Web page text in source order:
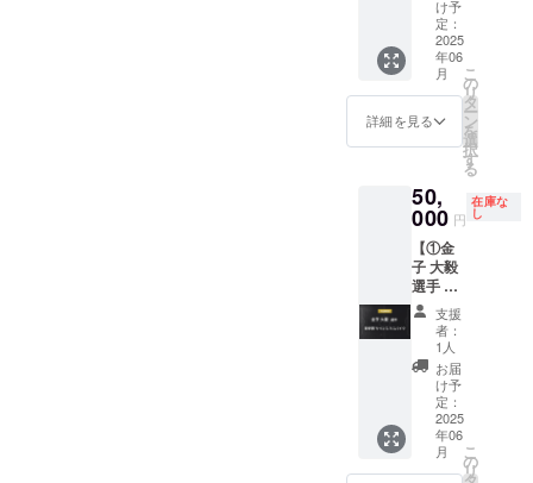
名前を
記載い
たしま
す。 ・
掲載場
TRANK
SHONA
Nの公式
載期
間：
2025年
5月1
日〜1年
間掲載
・掲載
方法：
文字の
み ・注
意事
項：掲
載を希
望され
希望さ
れない
場合は
「掲載
なし」
入くだ
さい。
間：
2025年
5月1
日〜1年
間掲載
・掲載
方法：
項：掲
載を希
る方
は、備
考欄に
お名前
をご記
入くだ
さい。
希望さ
れない
場合は
「掲載
なし」
全ての
リター
ン品に
付属し
ます。
公式HP
記載い
たしま
す。 ・
掲載場
所：
TRANK
SHONA
Nの公式
HP ・掲
載期
間：
2025年
5月1
日〜1年
間掲載
支えて
いただ
く法人
スポン
サー枠
です。
ニング
ウェア
への企
業ロゴ
掲載
◯HPへ
の企業
ロゴ掲
載 ※掲
載期間
は2025
年6月か
ら2025
年3月末
まで ※
あきた
こまち
2kg
TRANK
SHONA
Nを運営
する
SKY.U
社のド
ローン
事業で
関わり
のある
農家が
生産し
たお米
（2kg）
をお届
けしま
す。 ・
名称：
精米 ・
原料玄
米：産
け予
定：
2025
年06
月
詳細を見る
こ
の
リ
タ
ー
ン
を
選
択
す
る
50,
000 円
在庫な
し
【①金
子 大毅
選手 実
使用サ
イン入
りスパ
イク +
②HPへ
の氏名
掲載
権】 ①
実使用
サイン
支援
者：
1人
お届
け予
定：
2025
年06
月
こ
の
リ